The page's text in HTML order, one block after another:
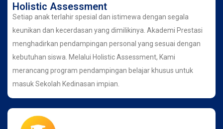
Holistic Assessment
Setiap anak terlahir spesial dan istimewa dengan segala
keunikan dan kecerdasan yang dimilikinya. Akademi Prestasi
menghadirkan pendampingan personal yang sesuai dengan
kebutuhan siswa. Melalui Holistic Assessment, Kami
merancang program pendampingan belajar khusus untuk
masuk Sekolah Kedinasan impian.